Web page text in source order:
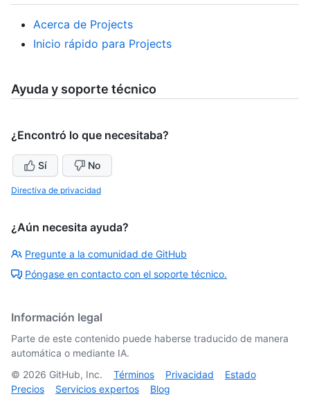
Acerca de Projects
Inicio rápido para Projects
Ayuda y soporte técnico
¿Encontró lo que necesitaba?
Sí No
Directiva de privacidad
¿Aún necesita ayuda?
Pregunte a la comunidad de GitHub
Póngase en contacto con el soporte técnico.
Información legal
Parte de este contenido puede haberse traducido de manera
automática o mediante IA.
© 2026 GitHub, Inc. Términos Privacidad
Estado
Precios
Servicios expertos Blog